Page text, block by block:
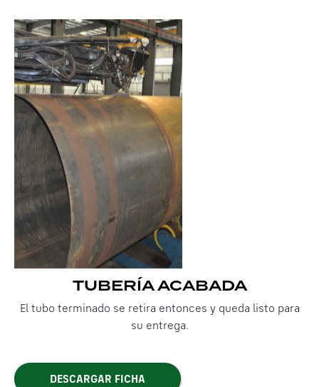
TUBERÍA ACABADA
El tubo terminado se retira entonces y queda listo para
su entrega.
DESCARGAR FICHA